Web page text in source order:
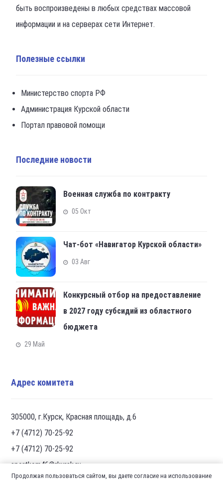
быть воспроизведены в любых средствах массовой
информации и на серверах сети Интернет.
Полезные ссылки
Министерство спорта РФ
Администрация Курской области
Портал правовой помощи
Последние новости
Военная служба по контракту
05 Окт
Чат-бот «Навигатор Курской области»
03 Авг
Конкурсный отбор на предоставление
в 2027 году субсидий из областного
бюджета
29 Май
Адрес комитета
305000, г.Курск, Красная площадь, д.6
+7 (4712) 70-25-92
+7 (4712) 70-25-92
sportkom46@rkursk.ru
Продолжая пользоваться сайтом, вы даете согласие на использование